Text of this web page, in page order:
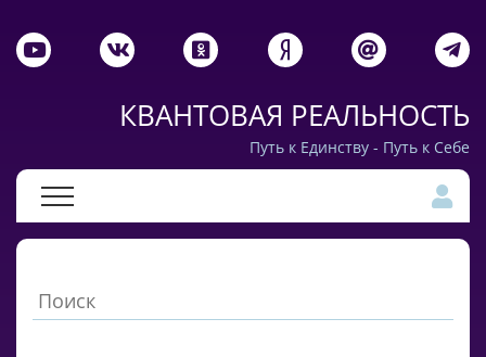
КВАНТОВАЯ РЕАЛЬНОСТЬ
Путь к Единству - Путь к Себе